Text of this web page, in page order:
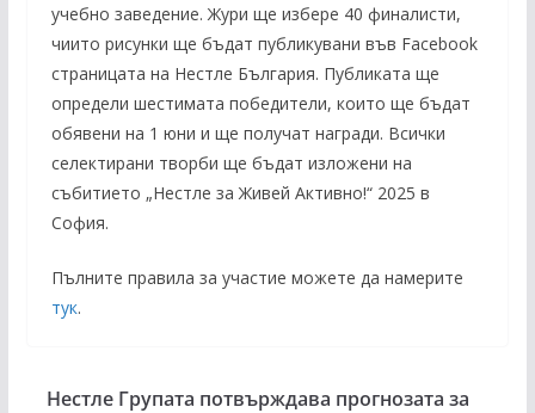
учебно заведение. Жури ще избере 40 финалисти,
чиито рисунки ще бъдат публикувани във Facebook
страницата на Нестле България. Публиката ще
определи шестимата победители, които ще бъдат
обявени на 1 юни и ще получат награди. Всички
селектирани творби ще бъдат изложени на
събитието „Нестле за Живей Активно!“ 2025 в
София.
Пълните правила за участие можете да намерите
тук.
Нестле Групата потвърждава прогнозата за